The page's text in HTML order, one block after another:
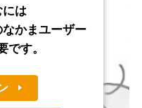
は
かまユーザー
です。